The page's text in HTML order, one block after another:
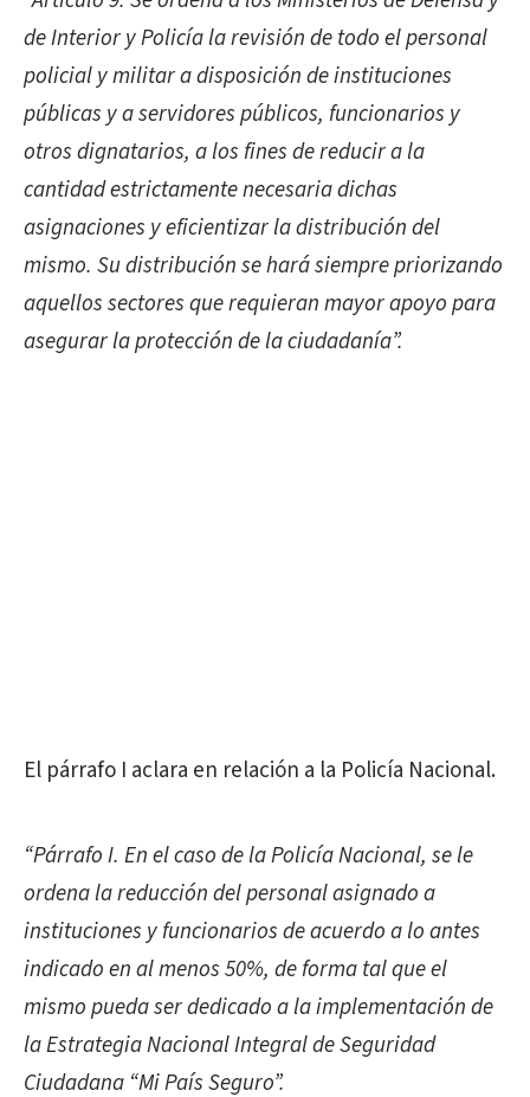
de Interior y Policía la revisión de todo el personal
policial y militar a disposición de instituciones
públicas y a servidores públicos, funcionarios y
otros dignatarios, a los fines de reducir a la
cantidad estrictamente necesaria dichas
asignaciones y eficientizar la distribución del
mismo. Su distribución se hará siempre priorizando
aquellos sectores que requieran mayor apoyo para
asegurar la protección de la ciudadanía”.
El párrafo I aclara en relación a la Policía Nacional.
“Párrafo I. En el caso de la Policía Nacional, se le
ordena la reducción del personal asignado a
instituciones y funcionarios de acuerdo a lo antes
indicado en al menos 50%, de forma tal que el
mismo pueda ser dedicado a la implementación de
la Estrategia Nacional Integral de Seguridad
Ciudadana “Mi País Seguro”.